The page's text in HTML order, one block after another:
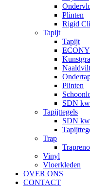
Plinten
Rigid
Tapijt
Tapijt
Naaldvilt
Plinten
SDN
Tapijttegels
SDN
Trap
Vinyl
Vloerkleden
OVER ONS
CONTACT